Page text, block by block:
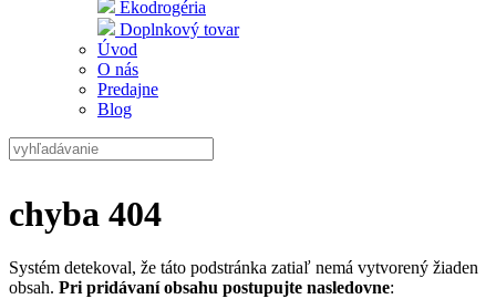
Ekodrogéria
Doplnkový tovar
Úvod
O nás
Predajne
Blog
chyba 404
Systém detekoval, že táto podstránka zatiaľ nemá vytvorený žiaden
obsah. Pri pridávaní obsahu postupujte nasledovne: